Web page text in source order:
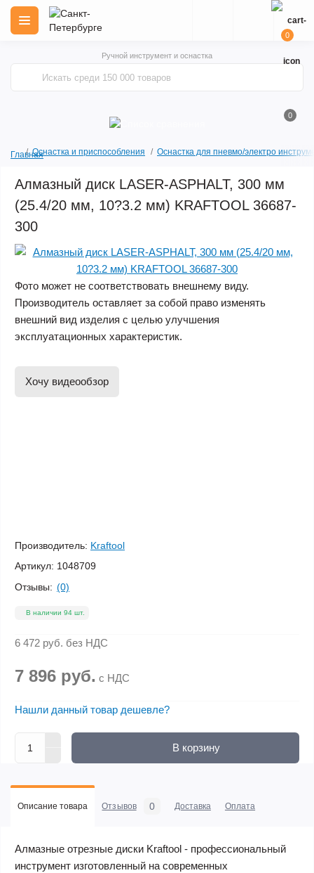
Ручной инструмент и оснастка
0
0
ГлавнаяОснастка и приспособления Оснастка для пневмо/электро
Алмазный диск LASER-ASPHALT, 300 мм
(25.4/20 мм, 10?3.2 мм) KRAFTOOL 36687-
300
Фото может не соответствовать внешнему виду.
Производитель оставляет за собой право изменять
внешний вид изделия с целью улучшения
эксплуатационных характеристик.
Хочу видеообзор
Производитель: Kraftool
Артикул: 1048709
Отзывы: (0)
В наличии 94 шт.
6 472 руб. без НДС
7 896 руб. с НДС
Нашли данный товар дешевле?
В корзину
Описание товара Отзывов 0 Доставка Оплата
Алмазные отрезные диски Kraftool - профессиональный
инструмент изготовленный на современных